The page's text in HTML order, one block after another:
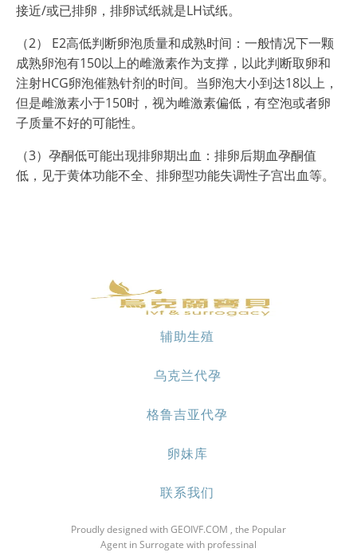
接近/或已排卵，排卵试纸就是LH试纸。
（2） E2高低判断卵泡质量和成熟时间：一般情况下一颗
成熟卵泡有150以上的雌激素作为支撑，以此判断取卵和
注射HCG卵泡催熟针剂的时间。当卵泡大小到达18以上，
但是雌激素小于150时，视为雌激素偏低，有空泡或者卵
子质量不好的可能性。
（3）孕酮低可能出现排卵期出血：排卵后期血孕酮值
低，见于黄体功能不全、排卵型功能失调性子宫出血等。
辅助生殖
乌克兰代孕
格鲁吉亚代孕
卵妹库
联系我们
Proudly designed with GEOIVF.COM , the Popular
Agent in Surrogate with professinal